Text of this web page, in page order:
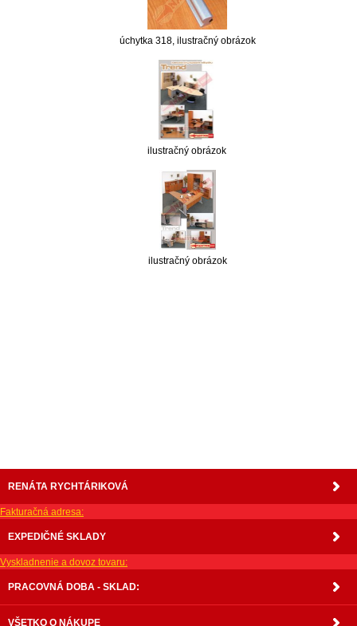
úchytka 318, ilustračný obrázok
ilustračný obrázok
ilustračný obrázok
RENÁTA RYCHTÁRIKOVÁ
Fakturačná adresa:
EXPEDIČNÉ SKLADY
Vyskladnenie a dovoz tovaru:
PRACOVNÁ DOBA - SKLAD:
VŠETKO O NÁKUPE